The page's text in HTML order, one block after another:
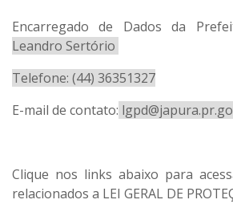
Encarregado de Dados da
Leandro Sertório
Telefone: (44) 36351327
E-mail de contato:
Clique nos links abaixo para
relacionados a LEI GERAL DE